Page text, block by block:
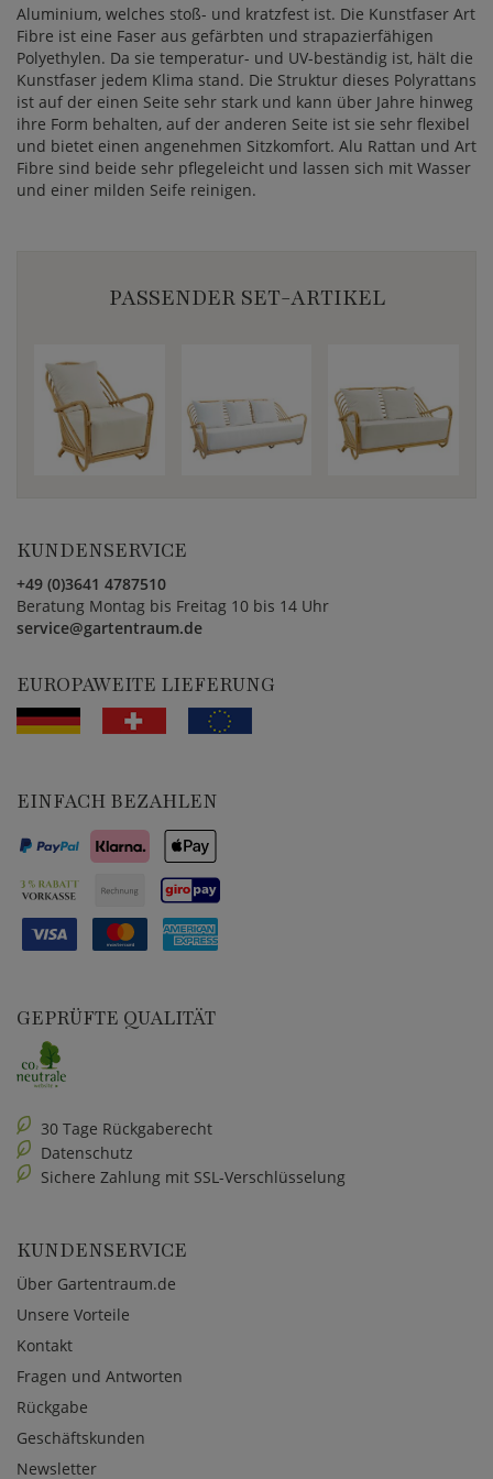
Aluminium, welches stoß- und kratzfest ist. Die Kunstfaser Art
Fibre ist eine Faser aus gefärbten und strapazierfähigen
Polyethylen. Da sie temperatur- und UV-beständig ist, hält die
Kunstfaser jedem Klima stand. Die Struktur dieses Polyrattans
ist auf der einen Seite sehr stark und kann über Jahre hinweg
ihre Form behalten, auf der anderen Seite ist sie sehr flexibel
und bietet einen angenehmen Sitzkomfort. Alu Rattan und Art
Fibre sind beide sehr pflegeleicht und lassen sich mit Wasser
und einer milden Seife reinigen.
PASSENDER SET-ARTIKEL
KUNDENSERVICE
+49 (0)3641 4787510
Beratung Montag bis Freitag 10 bis 14 Uhr
service@gartentraum.de
EUROPAWEITE LIEFERUNG
EINFACH BEZAHLEN
GEPRÜFTE QUALITÄT
30 Tage Rückgaberecht
Datenschutz
Sichere Zahlung mit SSL-Verschlüsselung
KUNDENSERVICE
Über Gartentraum.de
Unsere Vorteile
Kontakt
Fragen und Antworten
Rückgabe
Geschäftskunden
Newsletter